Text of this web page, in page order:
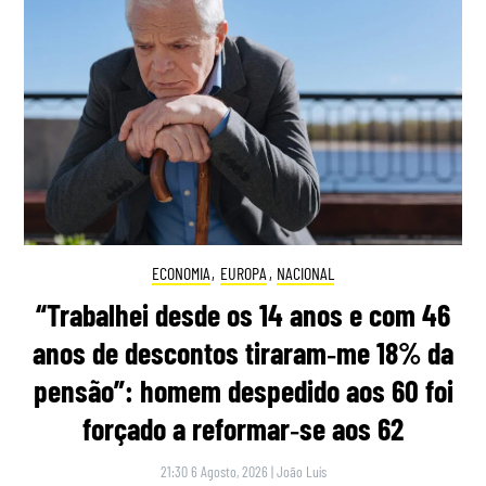
ECONOMIA, EUROPA , NACIONAL
“Trabalhei desde os 14 anos e com 46
anos de descontos tiraram‑me 18% da
pensão”: homem despedido aos 60 foi
forçado a reformar‑se aos 62
21:30 6 Agosto, 2026 |João Luís